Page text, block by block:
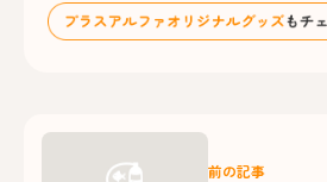
前の記事